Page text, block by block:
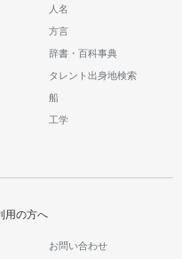
人名
方言
辞書・百科事典
タレント出身地検索
船
工学
用の方へ
お問い合わせ